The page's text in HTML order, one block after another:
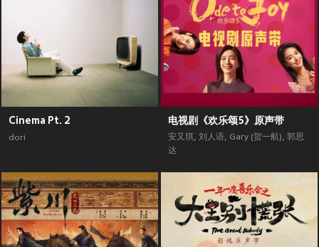
Cinema Pt. 2
dori
电视剧《欢乐颂5》原声带
安又琪, 刘人语, Gary (贺一航), 郭思
达